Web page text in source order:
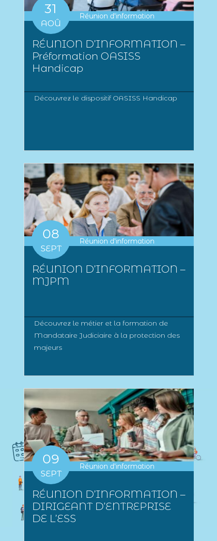
31
AOÛ
Réunion d'information
RÉUNION D’INFORMATION –
Préformation OASISS
Handicap
Découvrez le dispositif OASISS Handicap
08
SEPT
Réunion d'information
RÉUNION D’INFORMATION –
MJPM
Découvrez le métier et la formation de
Mandataire Judiciaire à la protection des
majeurs
09
SEPT
Réunion d'information
RÉUNION D’INFORMATION –
DIRIGEANT D’ENTREPRISE
DE L’ESS